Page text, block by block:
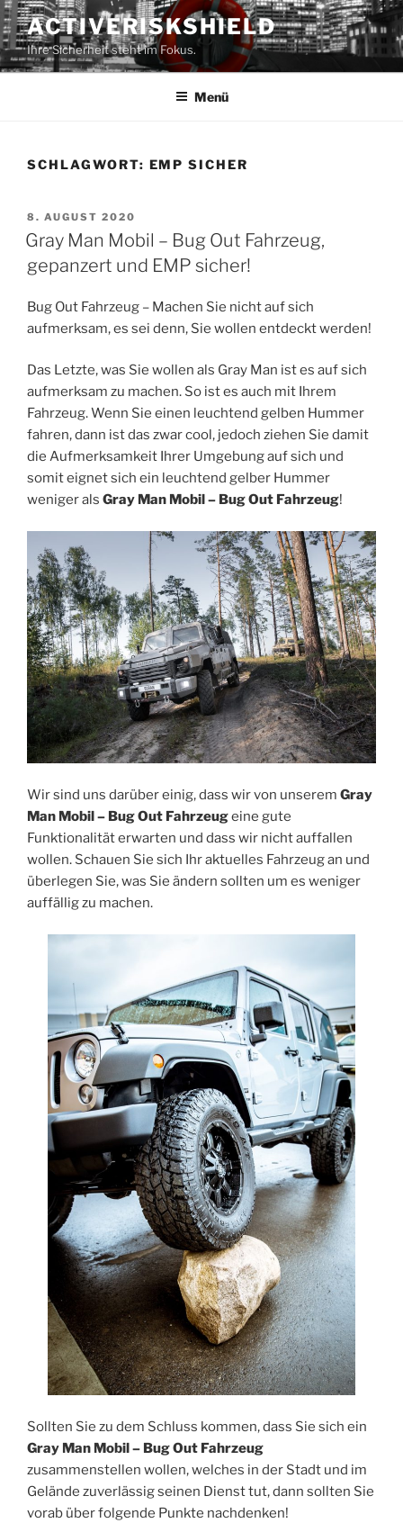
Zum
Inhalt
springen
ACTIVERISKSHIELD
Ihre Sicherheit steht im Fokus.
Menü
SCHLAGWORT: EMP SICHER
VERÖFFENTLICHT
AM
8. AUGUST 2020
Gray Man Mobil – Bug Out Fahrzeug,
gepanzert und EMP sicher!
Bug Out Fahrzeug – Machen Sie nicht auf sich
aufmerksam, es sei denn, Sie wollen entdeckt werden!
Das Letzte, was Sie wollen als Gray Man ist es auf sich
aufmerksam zu machen. So ist es auch mit Ihrem
Fahrzeug. Wenn Sie einen leuchtend gelben Hummer
fahren, dann ist das zwar cool, jedoch ziehen Sie damit
die Aufmerksamkeit Ihrer Umgebung auf sich und
somit eignet sich ein leuchtend gelber Hummer
weniger als Gray Man Mobil – Bug Out Fahrzeug!
Wir sind uns darüber einig, dass wir von unserem Gray
Man Mobil – Bug Out Fahrzeugeine gute
Funktionalität erwarten und dass wir nicht auffallen
wollen. Schauen Sie sich Ihr aktuelles Fahrzeug an und
überlegen Sie, was Sie ändern sollten um es weniger
auffällig zu machen.
Sollten Sie zu dem Schluss kommen, dass Sie sich ein
Gray Man Mobil – Bug Out Fahrzeug
zusammenstellen wollen, welches in der Stadt und im
Gelände zuverlässig seinen Dienst tut, dann sollten Sie
vorab über folgende Punkte nachdenken!